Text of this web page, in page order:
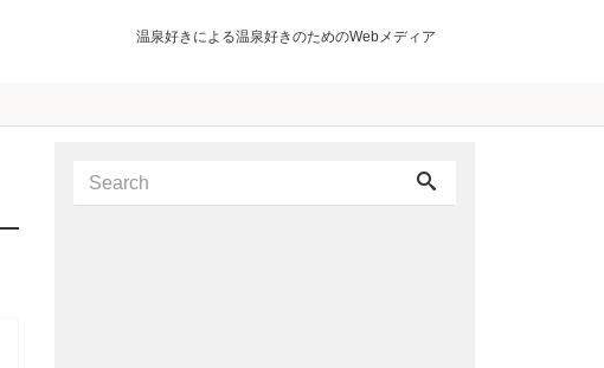
温泉好きによる温泉好きのためのWebメディア